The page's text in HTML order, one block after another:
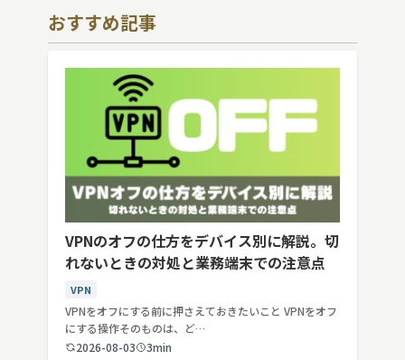
おすすめ記事
VPNのオフの仕方をデバイス別に解説。切
れないときの対処と業務端末での注意点
VPN
VPNをオフにする前に押さえておきたいこと VPNをオフ
にする操作そのものは、ど…
2026-08-03
3min